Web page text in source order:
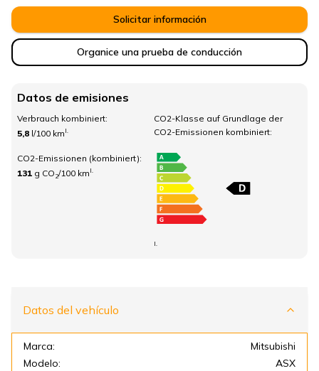
Solicitar información
Organice una prueba de conducción
Datos de emisiones
Verbrauch kombiniert:
5,8 l/100 km I.
CO2-Emissionen (kombiniert):
131 g CO 2/100 km I.
CO2-Klasse auf Grundlage der
CO2-Emissionen kombiniert:
I.
Datos del vehículo
Marca:
Mitsubishi
Modelo:
ASX